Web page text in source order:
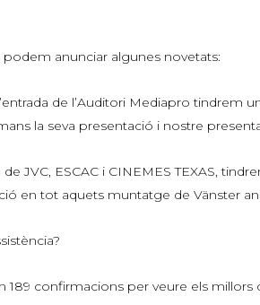
anunciar algunes novetats:
de l’Auditori Mediapro
la seva presentació i nostre
JVC, ESCAC i CINEMES TEXAS,
en tot aquets muntatge de Vänster
confirmacions per veure els millors